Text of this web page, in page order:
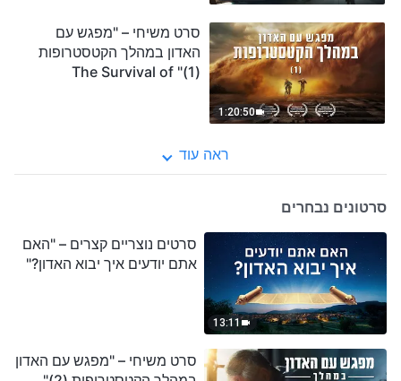
1:20:50
סרט משיחי – "מפגש עם
האדון במהלך הקטסטרופות
(1)" The Survival of
ראה עוד
סרטונים נבחרים
13:11
סרטים נוצריים קצרים – "האם
אתם יודעים איך יבוא האדון?"
סרט משיחי – "מפגש עם האדון